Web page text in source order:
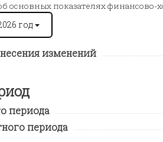
основных показателях
год
изменений
периода
периода